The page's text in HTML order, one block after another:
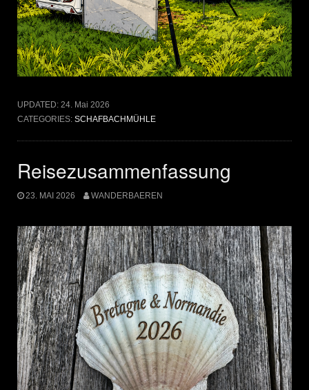
UPDATED: 24. Mai 2026
CATEGORIES: SCHAFBACHMÜHLE
Reisezusammenfassung
23. MAI 2026 WANDERBAEREN